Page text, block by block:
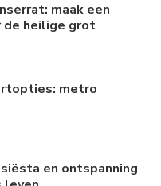
maak een
de heilige grot
metro
en ontspanning